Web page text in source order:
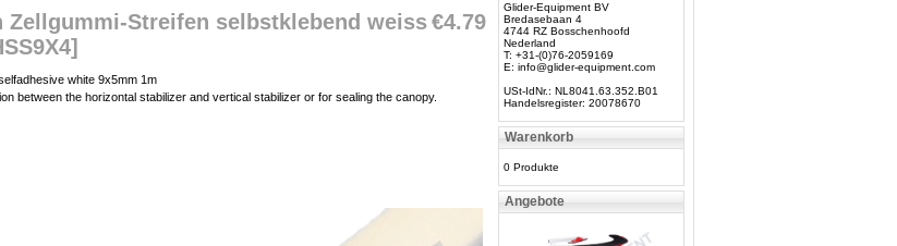
Zellgummi-Streifen selbstklebend weiss€4.79
white 9x5mm 1m
between the horizontal stabilizer and vertical stabilizer or for sealing the canopy.
Glider-Equipment BV
Bredasebaan 4
4744 RZ Bosschenhoofd
Nederland
T: +31-(0)76-2059169
E: info@glider-equipment.com
USt-IdNr.: NL8041.63.352.B01
Handelsregister: 20078670
Warenkorb
0 Produkte
Angebote